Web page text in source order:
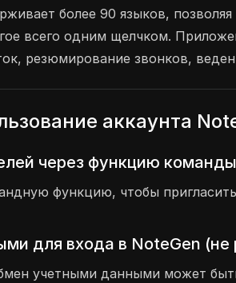
более 90 языков,
всего одним щелчком.
резюмирование звонков,
аккаунта
через функцию
функцию, чтобы
для входа в NoteGen (не
учетными данными может